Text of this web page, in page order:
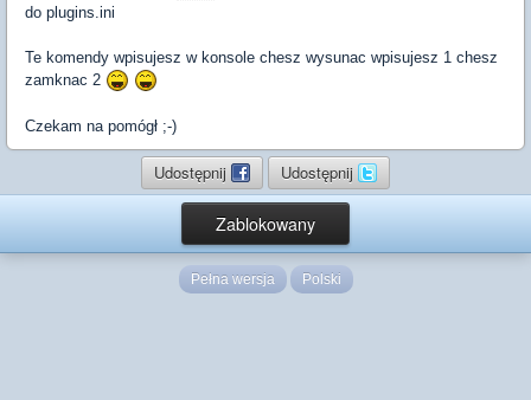
do plugins.ini
Te komendy wpisujesz w konsole chesz wysunac wpisujesz 1 chesz
zamknac 2
Czekam na pomógł ;-)
Udostępnij Udostępnij
Zablokowany
Pełna wersja Polski